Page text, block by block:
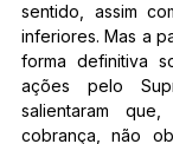
sentido, assim
inferiores. Mas a
forma definitiva
ações pelo
salientaram
cobrança, não